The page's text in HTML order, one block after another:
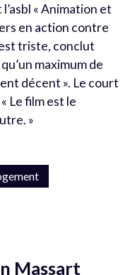
« Animation et
en action contre
triste, conclut
maximum de
décent ». Le court
Le film est le
»
Massart